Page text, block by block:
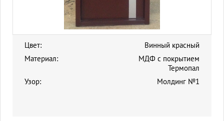
Цвет:
Винный красный
Материал:
МДФ с покрытием
Термопал
Узор:
Молдинг №1